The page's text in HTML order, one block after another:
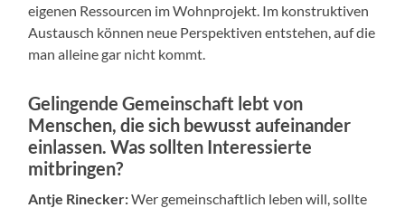
eigenen Ressourcen im Wohnprojekt. Im konstruktiven
Austausch können neue Perspektiven entstehen, auf die
man alleine gar nicht kommt.
Gelingende Gemeinschaft lebt von
Menschen, die sich bewusst aufeinander
einlassen. Was sollten Interessierte
mitbringen?
Antje Rinecker:Wer gemeinschaftlich leben will, sollte